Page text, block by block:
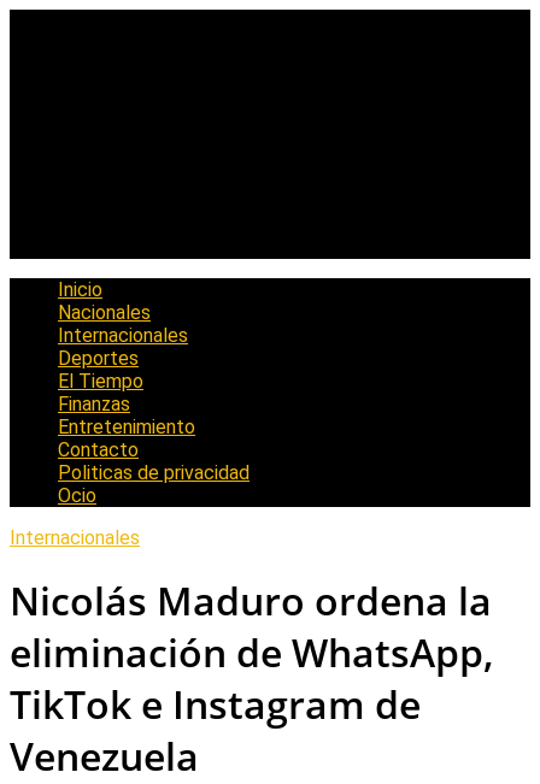
Inicio
Nacionales
Internacionales
Deportes
El Tiempo
Finanzas
Entretenimiento
Contacto
Politicas de privacidad
Ocio
Internacionales
Nicolás Maduro ordena la
eliminación de WhatsApp,
TikTok e Instagram de
Venezuela